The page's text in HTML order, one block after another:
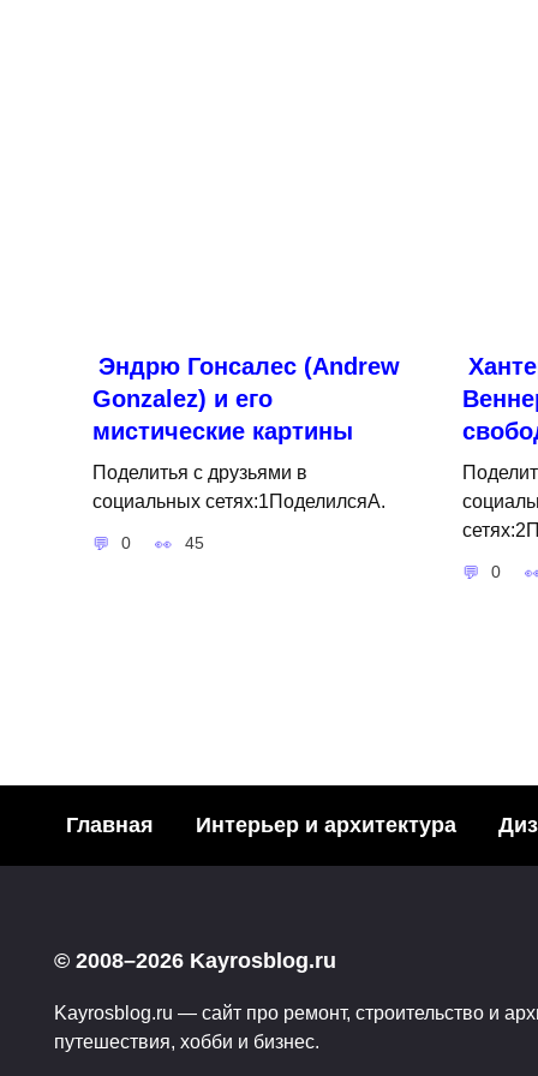
Эндрю Гонсалес (Andrew
Gonzalez) и его
мистические картины
Поделитья с друзьями в
социальных сетях:1ПоделилсяA.
0 45
0
подстаканники… или
эстетика питья
Поделитья с друзьями в
Главная Интерьер и архитектура
© 2008–2026 Kayrosblog.ru
Kayrosblog.ru — сайт про ремонт, строительство и
путешествия, хобби и бизнес.